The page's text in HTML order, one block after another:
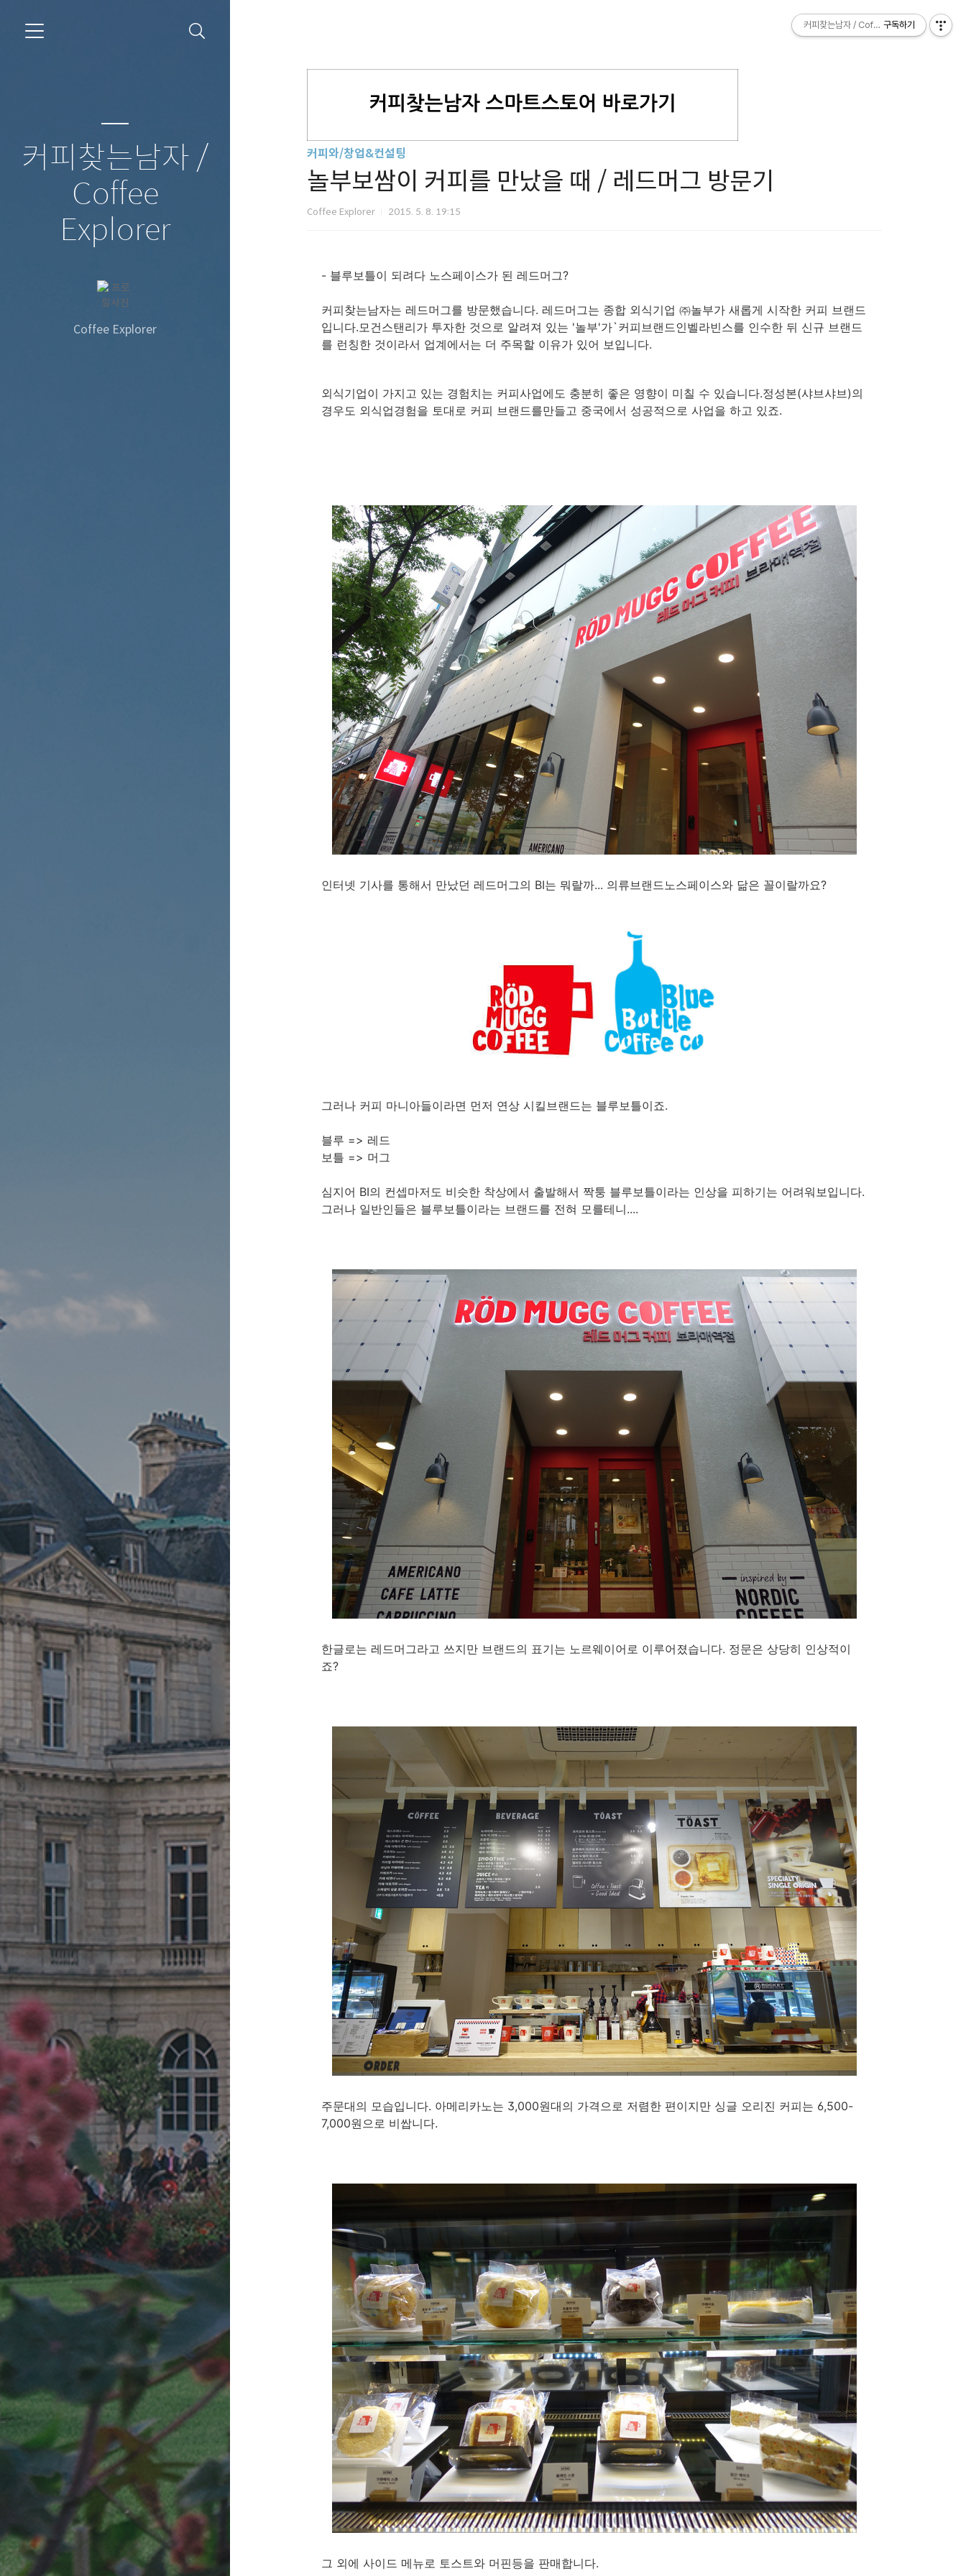
커피찾는남자 /
Coffee
Explorer
Coffee Explorer
커피찾는남자 / Coffee Explorer
구독하기
커피와/창업&컨설팅
놀부보쌈이 커피를 만났을 때 / 레드머그 방문기
Coffee Explorer 2015. 5. 8. 19:15
- 블루보틀이 되려다 노스페이스가 된 레드머그?
커피찾는남자는 레드머그를 방문했습니다. 레드머그는 종합 외식기업 ㈜놀부가 새롭게 시작한 커피 브랜드
입니다.모건스탠리가 투자한 것으로 알려져 있는 '놀부'가`커피브랜드인벨라빈스를 인수한 뒤 신규 브랜드
를 런칭한 것이라서 업계에서는 더 주목할 이유가 있어 보입니다.
외식기업이 가지고 있는 경험치는 커피사업에도 충분히 좋은 영향이 미칠 수 있습니다.정성본(샤브샤브)의
경우도 외식업경험을 토대로 커피 브랜드를만들고 중국에서 성공적으로 사업을 하고 있죠.
인터넷 기사를 통해서 만났던 레드머그의 BI는 뭐랄까... 의류브랜드노스페이스와 닮은 꼴이랄까요?
그러나 커피 마니아들이라면 먼저 연상 시킬브랜드는 블루보틀이죠.
블루 => 레드
보틀 => 머그
심지어 BI의 컨셉마저도 비슷한 착상에서 출발해서 짝퉁 블루보틀이라는 인상을 피하기는 어려워보입니다.
그러나 일반인들은 블루보틀이라는 브랜드를 전혀 모를테니....
한글로는 레드머그라고 쓰지만 브랜드의 표기는 노르웨이어로 이루어졌습니다. 정문은 상당히 인상적이
죠?
주문대의 모습입니다. 아메리카노는 3,000원대의 가격으로 저렴한 편이지만 싱글 오리진 커피는 6,500-
7,000원으로 비쌉니다.
그 외에 사이드 메뉴로 토스트와 머핀등을 판매합니다.
커피찾는남자 / Coffee Explorer
구독하기